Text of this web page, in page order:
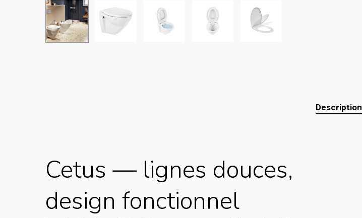
Description
Cetus — lignes douces,
design fonctionnel